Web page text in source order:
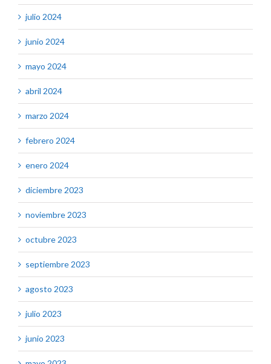
julio 2024
junio 2024
mayo 2024
abril 2024
marzo 2024
febrero 2024
enero 2024
diciembre 2023
noviembre 2023
octubre 2023
septiembre 2023
agosto 2023
julio 2023
junio 2023